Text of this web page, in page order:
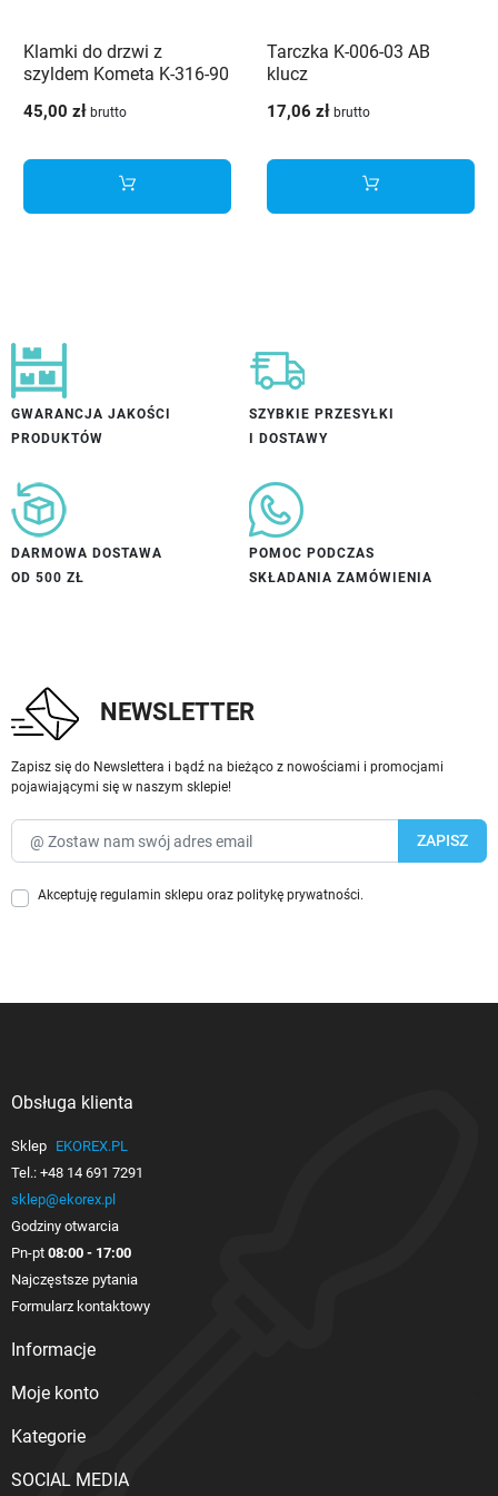
Klamki do drzwi z
szyldem Kometa K-316-90
45,00 zł brutto
Tarczka K-006-03 AB
klucz
17,06 zł brutto
GWARANCJA JAKOŚCI
PRODUKTÓW
SZYBKIE PRZESYŁKI
I DOSTAWY
DARMOWA DOSTAWA
OD 500 ZŁ
POMOC PODCZAS
SKŁADANIA ZAMÓWIENIA
NEWSLETTER
Zapisz się do Newslettera i bądź na bieżąco z nowościami i promocjami
pojawiającymi się w naszym sklepie!
Akceptuję regulamin sklepu oraz politykę prywatności.
Obsługa klienta
Sklep EKOREX.PL
Tel.: +48 14 691 7291
sklep@ekorex.pl
Godziny otwarcia
Pn-pt 08:00 - 17:00
Najczęstsze pytania
Formularz kontaktowy
Informacje
Moje konto
Kategorie
SOCIAL MEDIA